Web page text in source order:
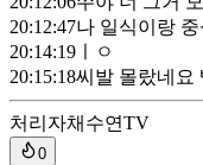
20:12:47나 일식이랑
20:14:19 ㅣㅇ
20:15:18씨발 몰랐네요
처리자채수연TV
0